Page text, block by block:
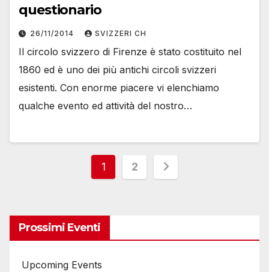
questionario
26/11/2014 SVIZZERI CH
Il circolo svizzero di Firenze è stato costituito nel
1860 ed è uno dei più antichi circoli svizzeri
esistenti. Con enorme piacere vi elenchiamo
qualche evento ed attività del nostro…
Paginazione
articoli
1 2
Prossimi Eventi
Upcoming Events